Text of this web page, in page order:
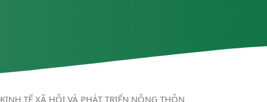
KINH TẾ XÃ HỘI VÀ PHÁT TRIỂN NÔNG THÔN